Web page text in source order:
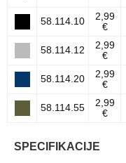
58.114.10
2,99
€
58.114.12
2,99
€
58.114.20
2,99
€
58.114.55
2,99
€
SPECIFIKACIJE